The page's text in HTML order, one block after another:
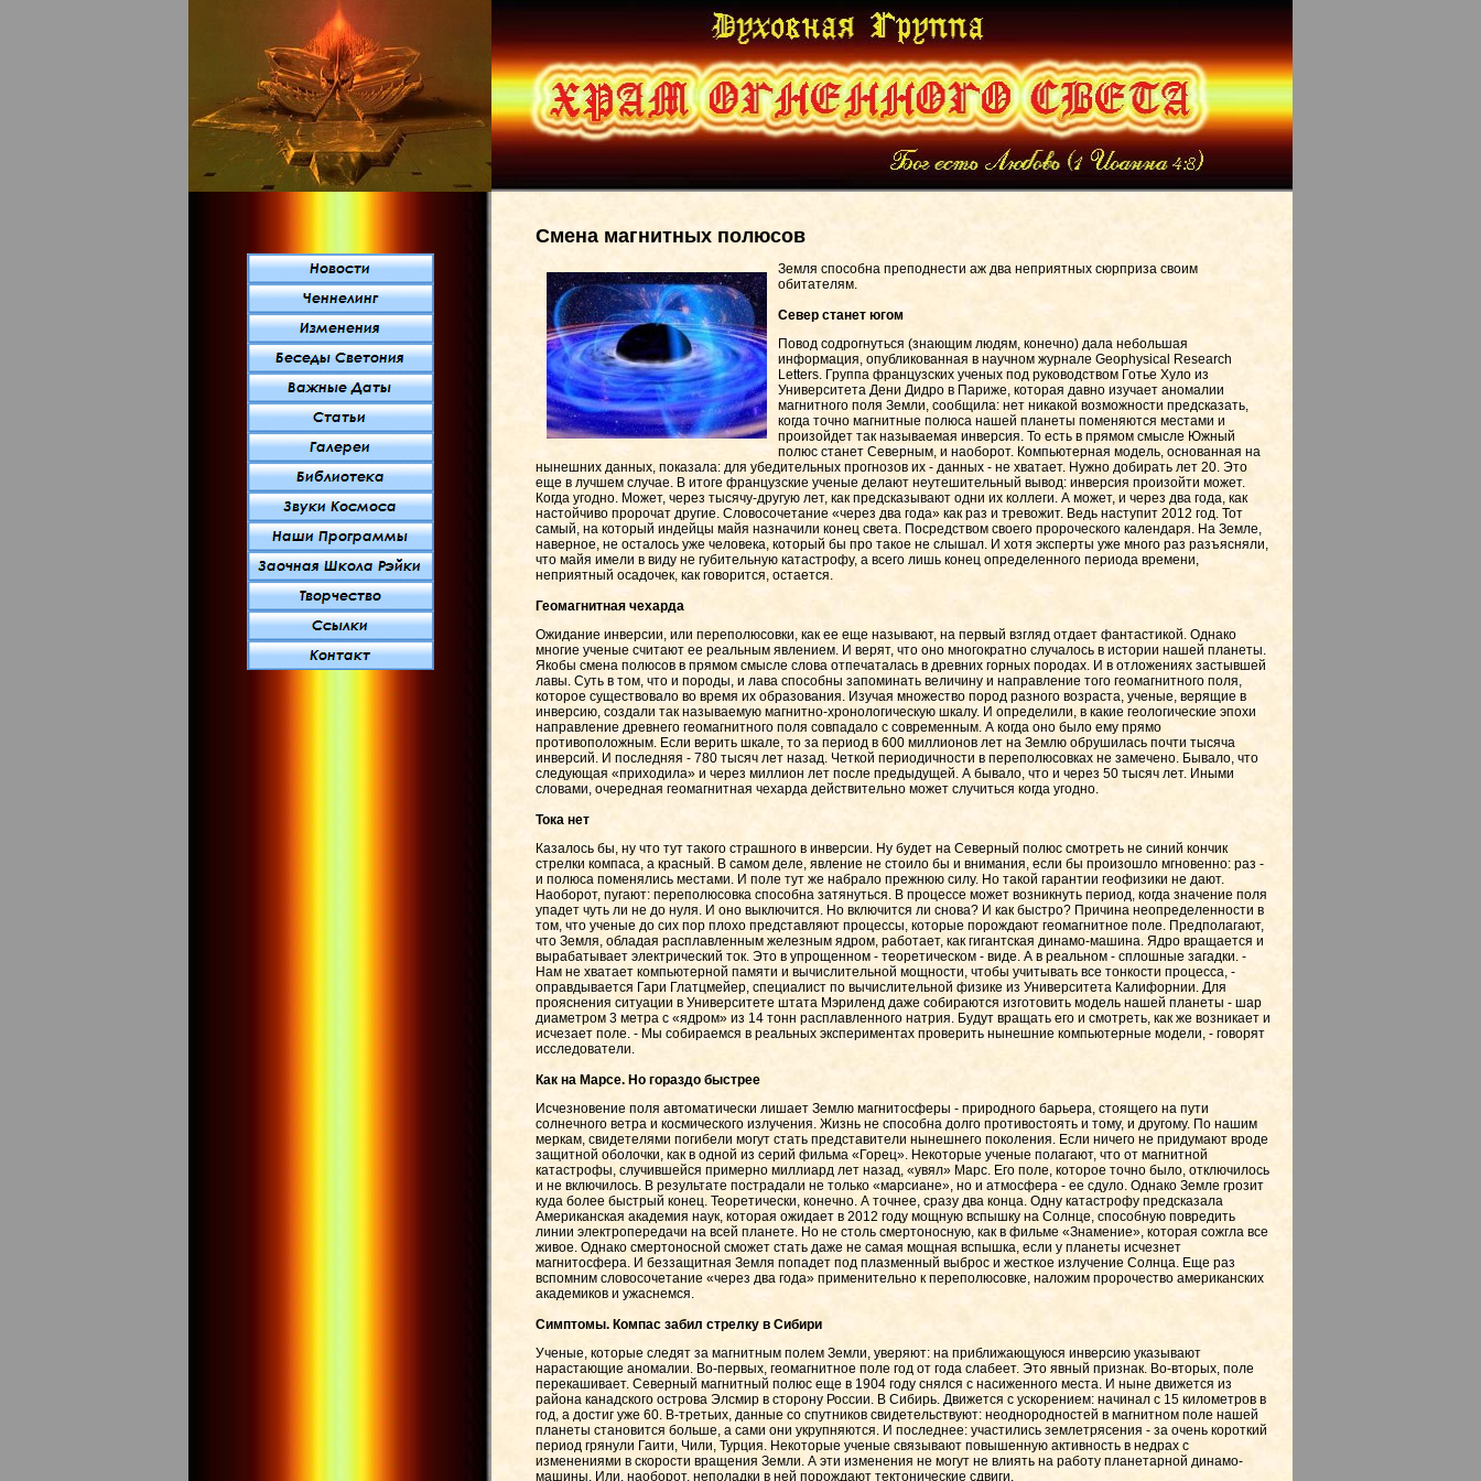
Смена магнитных полюсов
Земля способна преподнести аж два неприятных сюрприза своим
обитателям.
Север станет югом
Повод содрогнуться (знающим людям, конечно) дала небольшая
информация, опубликованная в научном журнале Geophysical Research
Letters. Группа французских ученых под руководством Готье Хуло из
Университета Дени Дидро в Париже, которая давно изучает аномалии
магнитного поля Земли, сообщила: нет никакой возможности предсказать,
когда точно магнитные полюса нашей планеты поменяются местами и
произойдет так называемая инверсия. То есть в прямом смысле Южный
полюс станет Северным, и наоборот. Компьютерная модель, основанная на
нынешних данных, показала: для убедительных прогнозов их - данных - не хватает. Нужно добирать лет 20. Это
еще в лучшем случае. В итоге французские ученые делают неутешительный вывод: инверсия произойти может.
Когда угодно. Может, через тысячу-другую лет, как предсказывают одни их коллеги. А может, и через два года, как
настойчиво пророчат другие. Словосочетание «через два года» как раз и тревожит. Ведь наступит 2012 год. Тот
самый, на который индейцы майя назначили конец света. Посредством своего пророческого календаря. На Земле,
наверное, не осталось уже человека, который бы про такое не слышал. И хотя эксперты уже много раз разъясняли,
что майя имели в виду не губительную катастрофу, а всего лишь конец определенного периода времени,
неприятный осадочек, как говорится, остается.
Геомагнитная чехарда
Ожидание инверсии, или переполюсовки, как ее еще называют, на первый взгляд отдает фантастикой. Однако
многие ученые считают ее реальным явлением. И верят, что оно многократно случалось в истории нашей планеты.
Якобы смена полюсов в прямом смысле слова отпечаталась в древних горных породах. И в отложениях застывшей
лавы. Суть в том, что и породы, и лава способны запоминать величину и направление того геомагнитного поля,
которое существовало во время их образования. Изучая множество пород разного возраста, ученые, верящие в
инверсию, создали так называемую магнитно-хронологическую шкалу. И определили, в какие геологические эпохи
направление древнего геомагнитного поля совпадало с современным. А когда оно было ему прямо
противоположным. Если верить шкале, то за период в 600 миллионов лет на Землю обрушилась почти тысяча
инверсий. И последняя - 780 тысяч лет назад. Четкой периодичности в переполюсовках не замечено. Бывало, что
следующая «приходила» и через миллион лет после предыдущей. А бывало, что и через 50 тысяч лет. Иными
словами, очередная геомагнитная чехарда действительно может случиться когда угодно.
Тока нет
Казалось бы, ну что тут такого страшного в инверсии. Ну будет на Северный полюс смотреть не синий кончик
стрелки компаса, а красный. В самом деле, явление не стоило бы и внимания, если бы произошло мгновенно: раз -
и полюса поменялись местами. И поле тут же набрало прежнюю силу. Но такой гарантии геофизики не дают.
Наоборот, пугают: переполюсовка способна затянуться. В процессе может возникнуть период, когда значение поля
упадет чуть ли не до нуля. И оно выключится. Но включится ли снова? И как быстро? Причина неопределенности в
том, что ученые до сих пор плохо представляют процессы, которые порождают геомагнитное поле. Предполагают,
что Земля, обладая расплавленным железным ядром, работает, как гигантская динамо-машина. Ядро вращается и
вырабатывает электрический ток. Это в упрощенном - теоретическом - виде. А в реальном - сплошные загадки. -
Нам не хватает компьютерной памяти и вычислительной мощности, чтобы учитывать все тонкости процесса, -
оправдывается Гари Глатцмейер, специалист по вычислительной физике из Университета Калифорнии. Для
прояснения ситуации в Университете штата Мэриленд даже собираются изготовить модель нашей планеты - шар
диаметром 3 метра с «ядром» из 14 тонн расплавленного натрия. Будут вращать его и смотреть, как же возникает и
исчезает поле. - Мы собираемся в реальных экспериментах проверить нынешние компьютерные модели, - говорят
исследователи.
Как на Марсе. Но гораздо быстрее
Исчезновение поля автоматически лишает Землю магнитосферы - природного барьера, стоящего на пути
солнечного ветра и космического излучения. Жизнь не способна долго противостоять и тому, и другому. По нашим
меркам, свидетелями погибели могут стать представители нынешнего поколения. Если ничего не придумают вроде
защитной оболочки, как в одной из серий фильма «Горец». Некоторые ученые полагают, что от магнитной
катастрофы, случившейся примерно миллиард лет назад, «увял» Марс. Его поле, которое точно было, отключилось
и не включилось. В результате пострадали не только «марсиане», но и атмосфера - ее сдуло. Однако Земле грозит
куда более быстрый конец. Теоретически, конечно. А точнее, сразу два конца. Одну катастрофу предсказала
Американская академия наук, которая ожидает в 2012 году мощную вспышку на Солнце, способную повредить
линии электропередачи на всей планете. Но не столь смертоносную, как в фильме «Знамение», которая сожгла все
живое. Однако смертоносной сможет стать даже не самая мощная вспышка, если у планеты исчезнет
магнитосфера. И беззащитная Земля попадет под плазменный выброс и жесткое излучение Солнца. Еще раз
вспомним словосочетание «через два года» применительно к переполюсовке, наложим пророчество американских
академиков и ужаснемся.
Симптомы. Компас забил стрелку в Сибири
Ученые, которые следят за магнитным полем Земли, уверяют: на приближающуюся инверсию указывают
нарастающие аномалии. Во-первых, геомагнитное поле год от года слабеет. Это явный признак. Во-вторых, поле
перекашивает. Северный магнитный полюс еще в 1904 году снялся с насиженного места. И ныне движется из
района канадского острова Элсмир в сторону России. В Сибирь. Движется с ускорением: начинал с 15 километров в
год, а достиг уже 60. В-третьих, данные со спутников свидетельствуют: неоднородностей в магнитном поле нашей
планеты становится больше, а сами они укрупняются. И последнее: участились землетрясения - за очень короткий
период грянули Гаити, Чили, Турция. Некоторые ученые связывают повышенную активность в недрах с
изменениями в скорости вращения Земли. А эти изменения не могут не влиять на работу планетарной динамо-
машины. Или, наоборот, неполадки в ней порождают тектонические сдвиги.